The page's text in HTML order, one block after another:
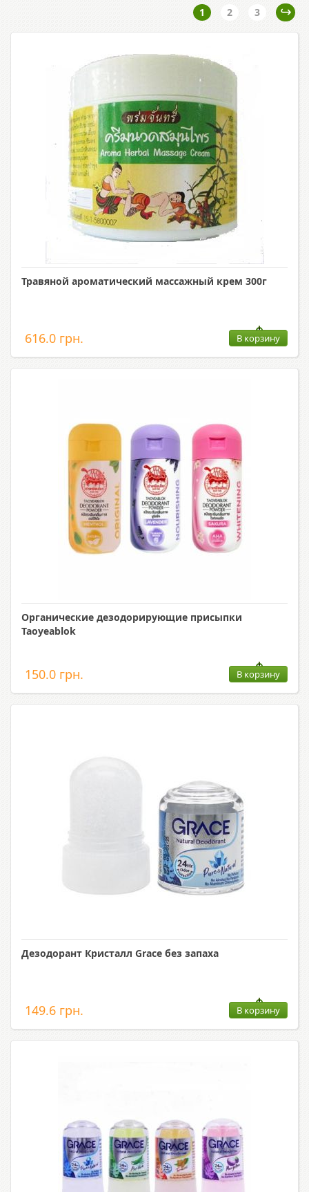
1 2 3
Травяной ароматический массажный крем 300г
616.0 грн. В корзину
Органические дезодорирующие присыпки
Taoyeablok
150.0 грн. В корзину
Дезодорант Кристалл Grace без запаха
149.6 грн. В корзину